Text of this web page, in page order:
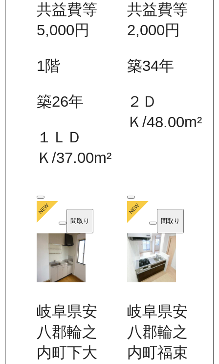
共益費等
5,000円
1階
築26年
１ＬＤ
Ｋ/37.00m²
共益費等
2,000円
築34年
２Ｄ
Ｋ /48.00m²
間取り
岐阜県安
八郡輪之
内町下大
間取り
岐阜県安
八郡輪之
内町福束